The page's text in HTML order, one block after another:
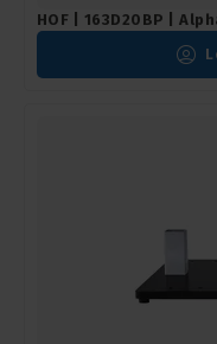
HOF | 163D20BP |